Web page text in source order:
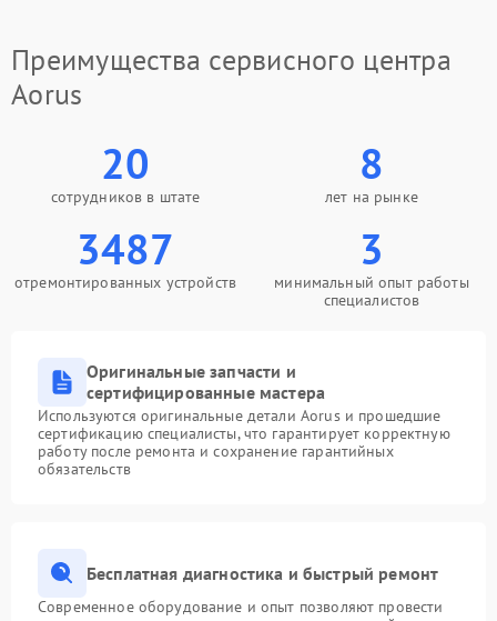
Замена северного моста 2750 рублей
Замена корпуса 890 рублей
Поиск и удаление
вирусов
310 рублей
Преимущества сервисного центра
Aorus
20
сотрудников в штате
8
лет на рынке
3487
отремонтированных устройств
3
минимальный опыт работы
специалистов
Оригинальные запчасти и
сертифицированные мастера
Используются оригинальные детали Aorus и прошедшие
сертификацию специалисты, что гарантирует корректную
работу после ремонта и сохранение гарантийных
обязательств
Бесплатная диагностика и быстрый ремонт
Современное оборудование и опыт позволяют провести